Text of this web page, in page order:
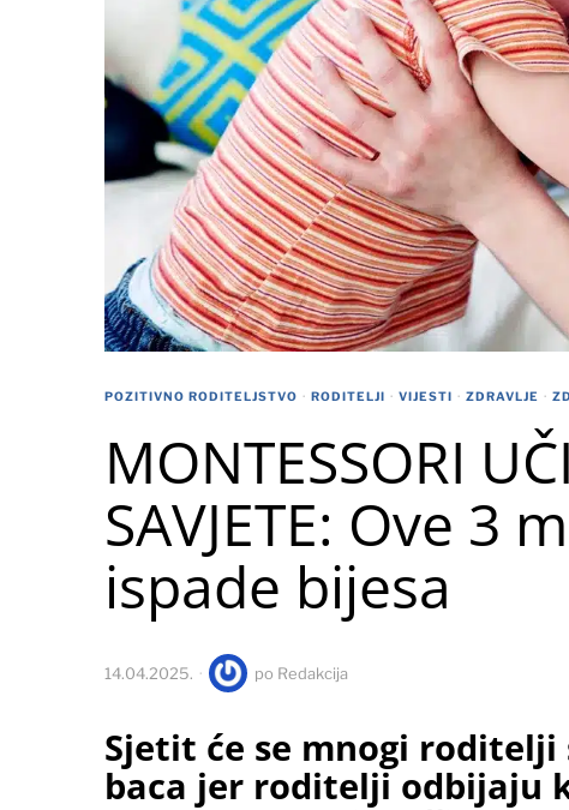
POZITIVNO RODITELJSTVO · RODITELJI · VIJESTI · ZDRAVLJE ·
MONTESSORI
SAVJETE: Ove 3
ispade bijesa
14.04.2025. po Redakcija
Sjetit će se mnogi
baca jer roditelji odbijaju